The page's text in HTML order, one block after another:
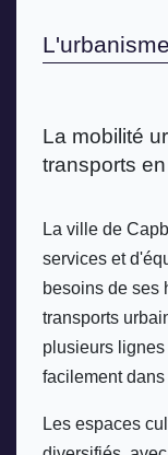
La mobilité
transports
La ville de
services et
besoins de ses
transports
plusieurs
facilement
Les espaces